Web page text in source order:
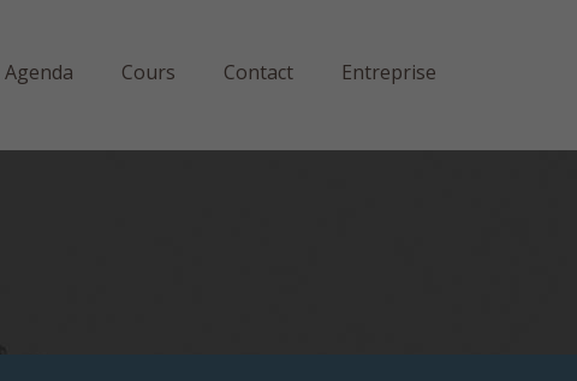
Agenda Cours Contact Entreprise